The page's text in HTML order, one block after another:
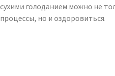
сухими голоданием можно не
процессы, но и оздоровиться.